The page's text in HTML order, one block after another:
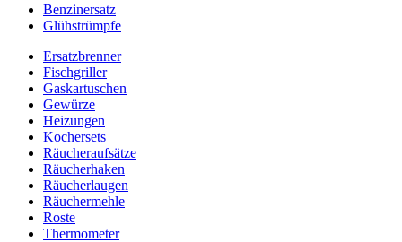
Benzinersatz
Glühstrümpfe
Ersatzbrenner
Fischgriller
Gaskartuschen
Gewürze
Heizungen
Kochersets
Räucheraufsätze
Räucherhaken
Räucherlaugen
Räuchermehle
Roste
Thermometer